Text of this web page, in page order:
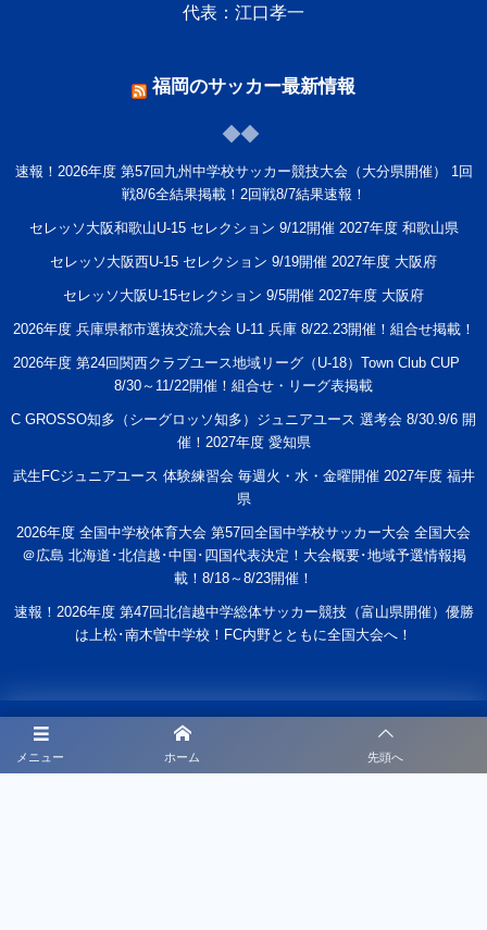
メニュー ホーム 先頭へ
代表：江口孝一
福岡のサッカー最新情報
速報！2026年度 第57回九州中学校サッカー競技大会（大分県開催） 1回
戦8/6全結果掲載！2回戦8/7結果速報！
セレッソ大阪和歌山U-15 セレクション 9/12開催 2027年度 和歌山県
セレッソ大阪西U-15 セレクション 9/19開催 2027年度 大阪府
セレッソ大阪U-15セレクション 9/5開催 2027年度 大阪府
2026年度 兵庫県都市選抜交流大会 U-11 兵庫 8/22.23開催！組合せ掲載！
2026年度 第24回関西クラブユース地域リーグ（U-18）Town Club CUP
8/30～11/22開催！組合せ・リーグ表掲載
C GROSSO知多（シーグロッソ知多）ジュニアユース 選考会 8/30.9/6 開
催！2027年度 愛知県
武生FCジュニアユース 体験練習会 毎週火・水・金曜開催 2027年度 福井
県
2026年度 全国中学校体育大会 第57回全国中学校サッカー大会 全国大会
＠広島 北海道･北信越･中国･四国代表決定！大会概要･地域予選情報掲
載！8/18～8/23開催！
速報！2026年度 第47回北信越中学総体サッカー競技（富山県開催）優勝
は上松･南木曽中学校！FC内野とともに全国大会へ！
スケジュール